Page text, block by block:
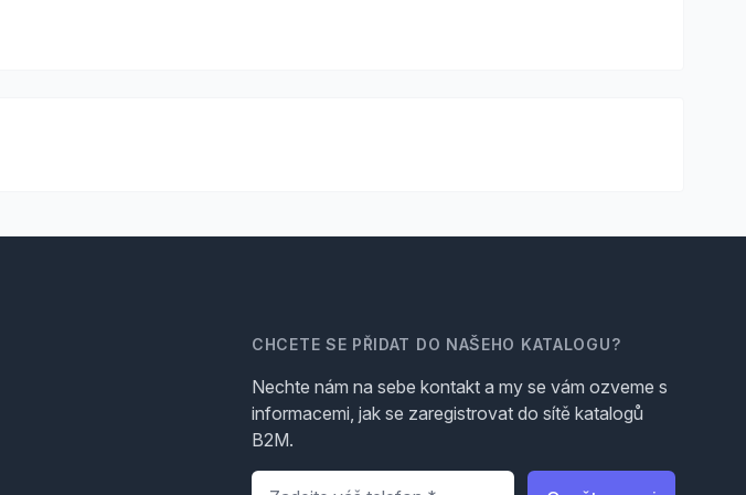
CHCETE SE PŘIDAT DO NAŠEHO KATALOGU?
Nechte nám na sebe kontakt a my se vám ozveme s
informacemi, jak se zaregistrovat do sítě katalogů
B2M.
Telefon